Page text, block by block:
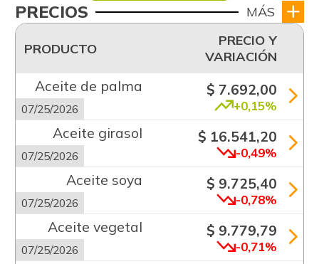
PRECIOS MÁS
PRODUCTO
PRECIO Y
VARIACIÓN
Aceite de palma
07/25/2026
$ 7.692,00
+0,15%
Aceite girasol
07/25/2026
$ 16.541,20
-0,49%
Aceite soya
07/25/2026
$ 9.725,40
-0,78%
Aceite vegetal
07/25/2026
$ 9.779,79
-0,71%